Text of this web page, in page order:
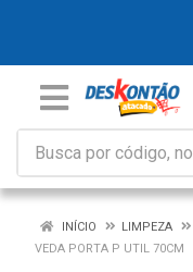
INÍCIO LIMPEZA
VEDA PORTA P UTIL 70CM